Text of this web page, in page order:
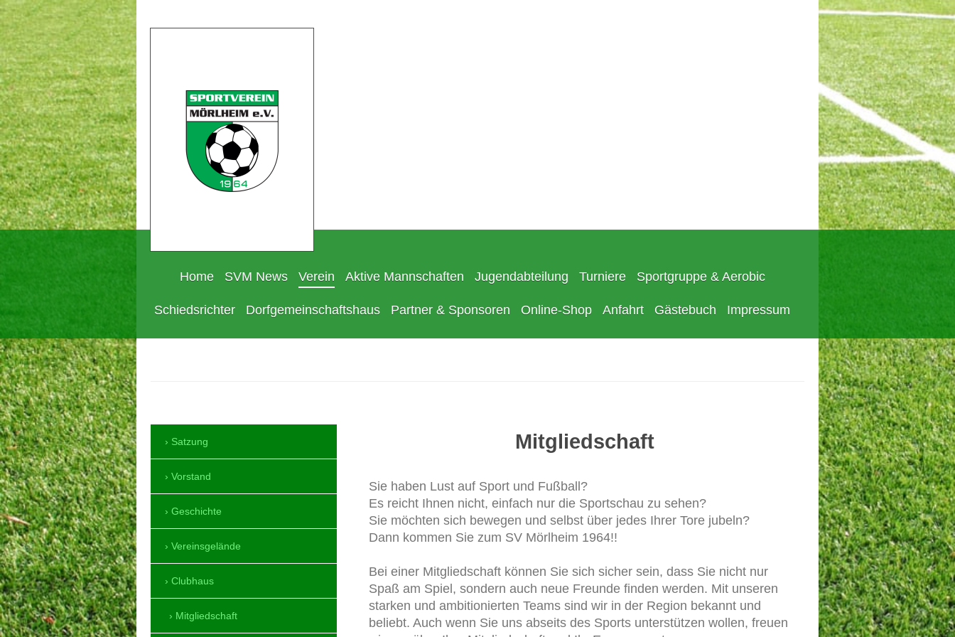
Home SVM News Verein Aktive Mannschaften Jugendabteilung Turniere Sportgruppe & Aerobic
Schiedsrichter Dorfgemeinschaftshaus Partner & Sponsoren Online-Shop Anfahrt Gästebuch Impressum
Mitgliedschaft
Sie haben Lust auf Sport und Fußball?
Es reicht Ihnen nicht, einfach nur die Sportschau zu sehen?
Sie möchten sich bewegen und selbst über jedes Ihrer Tore jubeln?
Dann kommen Sie zum SV Mörlheim 1964!!
Bei einer Mitgliedschaft können Sie sich sicher sein, dass Sie nicht nur
Spaß am Spiel, sondern auch neue Freunde finden werden. Mit unseren
starken und ambitionierten Teams sind wir in der Region bekannt und
beliebt. Auch wenn Sie uns abseits des Sports unterstützen wollen, freuen
Satzung
Vorstand
Geschichte
Vereinsgelände
Clubhaus
Mitgliedschaft